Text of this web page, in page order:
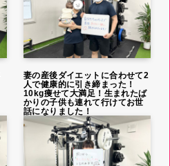
妻の産後ダイエットに合わせて2
人で健康的に引き締まった！
10kg痩せて大満足！生まれたば
かりの子供も連れて行けてお世
話になりました！